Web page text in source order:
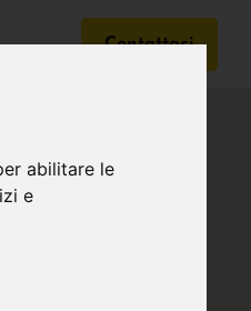
abilitare le
e
Contattaci